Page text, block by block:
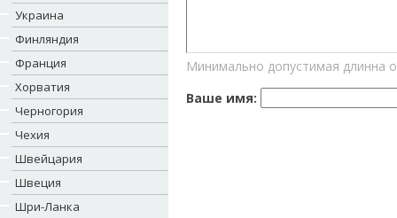
Украина
Финляндия
Франция
Хорватия
Черногория
Чехия
Швейцария
Швеция
Шри-Ланка
Минимально допустимая длинна
Ваше имя: